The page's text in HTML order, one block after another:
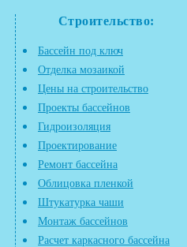
Строительство:
Бассейн под ключ
Отделка мозаикой
Цены на строительство
Проекты бассейнов
Гидроизоляция
Проектирование
Ремонт бассейна
Облицовка пленкой
Штукатурка чаши
Монтаж бассейнов
Расчет каркасного бассейна